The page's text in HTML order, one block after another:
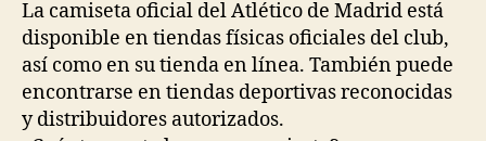
La camiseta oficial del Atlético de Madrid está
disponible en tiendas físicas oficiales del club,
así como en su tienda en línea. También puede
encontrarse en tiendas deportivas reconocidas
y distribuidores autorizados.